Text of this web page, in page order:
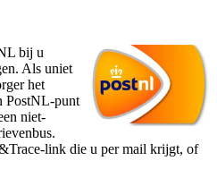
bij u
Als uniet
het
PostNL-punt
niet-
link die u per mail krijgt, of